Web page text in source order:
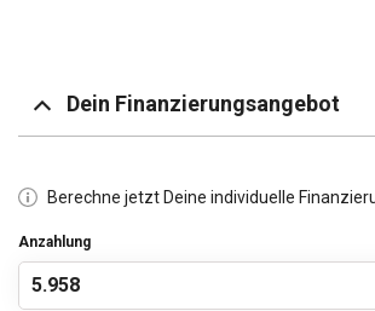
Dein Finanzierungsangebot
Berechne jetzt Deine individuelle
Anzahlung